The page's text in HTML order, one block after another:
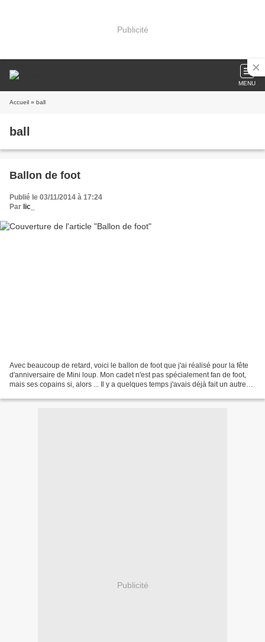
Publicité
MENU
Accueil » ball
ball
Ballon de foot
Publié le 03/11/2014 à 17:24
Par lic_
Avec beaucoup de retard, voici le ballon de foot que j'ai réalisé pour la fête
d'anniversaire de Mini loup. Mon cadet n'est pas spécialement fan de foot,
mais ses copains si, alors ... Il y a quelques temps j'avais déjà fait un autre
Publicité